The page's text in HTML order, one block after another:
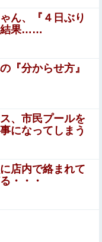
り？それとも実家
器を持てば“日本
全開！！
てるのか？」と某
、自分で本屋を作
望む性欲お化けと
て一般男性が隣に
画像あり）
刑7年翌日にウキウ
ん、『４日ぶり
結果……
『分からせ方』
、市民プールを
になってしまう
店内で絡まれて
・・・